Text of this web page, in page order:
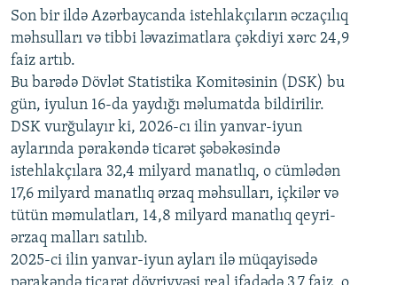
Auto 240p 360p 480p
720p 1080p
360p
480p
720p
1080p
Son bir ildə Azərbaycanda istehlakçıların əczaçılıq
məhsulları və tibbi ləvazimatlara çəkdiyi xərc 24,9
faiz artıb.
Bu barədə Dövlət Statistika Komitəsinin (DSK) bu
gün, iyulun 16-da yaydığı məlumatda bildirilir.
DSK vurğulayır ki, 2026-cı ilin yanvar-iyun
aylarında pərakəndə ticarət şəbəkəsində
istehlakçılara 32,4 milyard manatlıq, o cümlədən
17,6 milyard manatlıq ərzaq məhsulları, içkilər və
tütün məmulatları, 14,8 milyard manatlıq qeyri-
ərzaq malları satılıb.
2025-ci ilin yanvar-iyun ayları ilə müqayisədə